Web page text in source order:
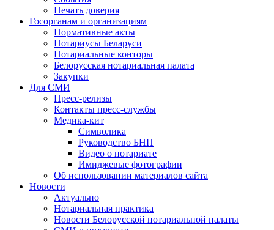
Печать доверия
Госорганам и организациям
Нормативные акты
Нотариусы Беларуси
Нотариальные конторы
Белорусская нотариальная палата
Закупки
Для СМИ
Пресс-релизы
Контакты пресс-службы
Медика-кит
Символика
Руководство БНП
Видео о нотариате
Имиджевые фотографии
Об использовании материалов сайта
Новости
Актуально
Нотариальная практика
Новости Белорусской нотариальной палаты